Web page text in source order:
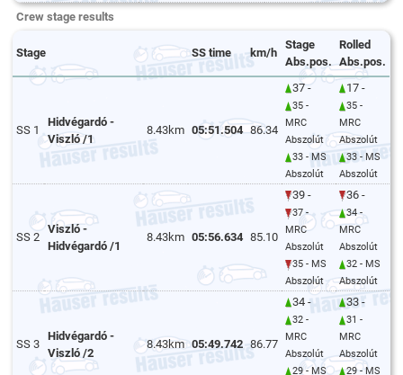
Crew stage results
Stage SS time km/h
Stage
Abs.pos.
Rolled
Abs.pos.
SS 1
Hidvégardó -
Viszló /1
8.43km 05:51.504 86.34
37 -
35 -
MRC
Abszolút
33 - MS
Abszolút
17 -
35 -
MRC
Abszolút
33 - MS
Abszolút
SS 2
Viszló -
Hidvégardó /1
8.43km 05:56.634 85.10
39 -
37 -
MRC
Abszolút
35 - MS
Abszolút
36 -
34 -
MRC
Abszolút
32 - MS
Abszolút
SS 3
Hidvégardó -
Viszló /2
8.43km 05:49.742 86.77
34 -
32 -
MRC
Abszolút
29 - MS
33 -
31 -
MRC
Abszolút
29 - MS